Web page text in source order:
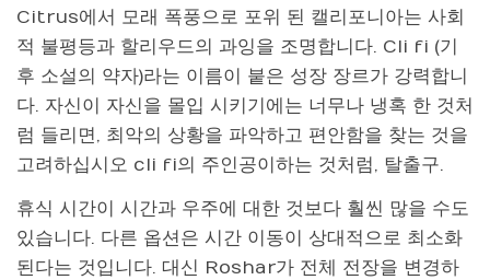
Citrus에서 모래 폭풍으로 포위 된 캘리포니아는 사회
적 불평등과 할리우드의 과잉을 조명합니다. Cli fi (기
후 소설의 약자)라는 이름이 붙은 성장 장르가 강력합니
다. 자신이 자신을 몰입 시키기에는 너무나 냉혹 한 것처
럼 들리면, 최악의 상황을 파악하고 편안함을 찾는 것을
고려하십시오 cli fi의 주인공이하는 것처럼, 탈출구.
휴식 시간이 시간과 우주에 대한 것보다 훨씬 많을 수도
있습니다. 다른 옵션은 시간 이동이 상대적으로 최소화
된다는 것입니다. 대신 Roshar가 전체 전장을 변경하